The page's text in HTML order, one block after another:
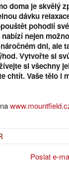
doma je skvělý
dávku
pohodlí
nabízí nejen
dni, ale
Vytvořte si
si všechny
chtít. Vaše tělo i
Poslat e-